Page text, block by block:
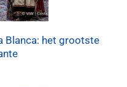
Blanca: het grootste